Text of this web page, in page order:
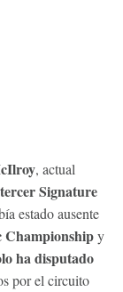
, actual
tercer Signature
estado ausente
Championshipy
ha disputado
por el circuito